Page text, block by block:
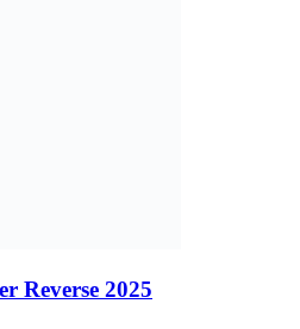
Reverse 2025